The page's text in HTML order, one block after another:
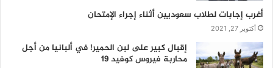
أغرب إجابات لطلاب سعوديين أثناء إجراء الإمتحان
أكتوبر 27, 2021
إقبال كبير على لبن الحمير! في ألبانيا من أجل
محاربة فيروس كوفيد 19